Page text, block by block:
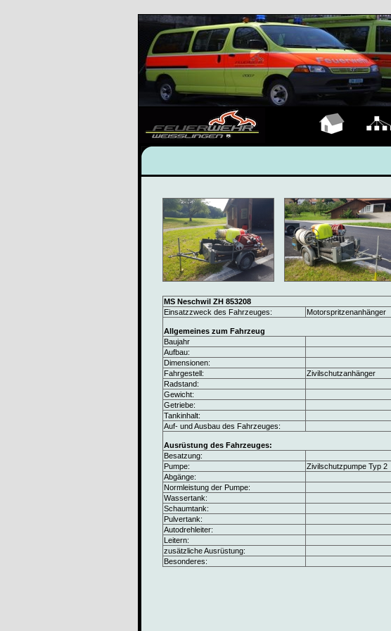
MS Neschwil ZH 853208
Einsatzzweck des Fahrzeuges:
Motorspritzenanhänger
Allgemeines zum Fahrzeug
Baujahr
Aufbau:
Dimensionen:
Fahrgestell:
Zivilschutzanhänger
Radstand:
Gewicht:
Getriebe:
Tankinhalt:
Auf- und Ausbau des Fahrzeuges:
Ausrüstung des Fahrzeuges:
Besatzung:
Pumpe:
Zivilschutzpumpe Typ 2
Abgänge:
Normleistung der Pumpe:
Wassertank:
Schaumtank:
Pulvertank:
Autodrehleiter:
Leitern:
zusätzliche Ausrüstung:
Besonderes: